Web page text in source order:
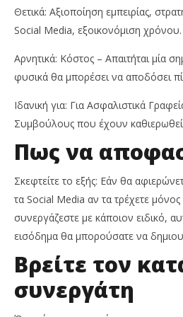
Θετικά: Αξιοποίηση εμπειρίας,
Social Media, εξοικονόμιση χρόνου.
Αρνητικά: Κόστος – Απαιτήται μία
φυσικά θα μπορέσει να αποδόσει
Ιδανική για: Για Ασφαλιστικά
Συμβούλους που έχουν
Πως να
Σκεφτείτε το εξής: Εάν θα
τα Social Media αν τα τρέχετε μόνος
συνεργάζεστε με κάποιον ειδικό,
εισόδημα θα μπορούσατε να
Βρείτε τον
συνεργάτη